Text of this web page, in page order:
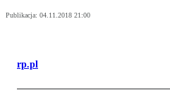
Publikacja: 04.11.2018 21:00
rp.pl